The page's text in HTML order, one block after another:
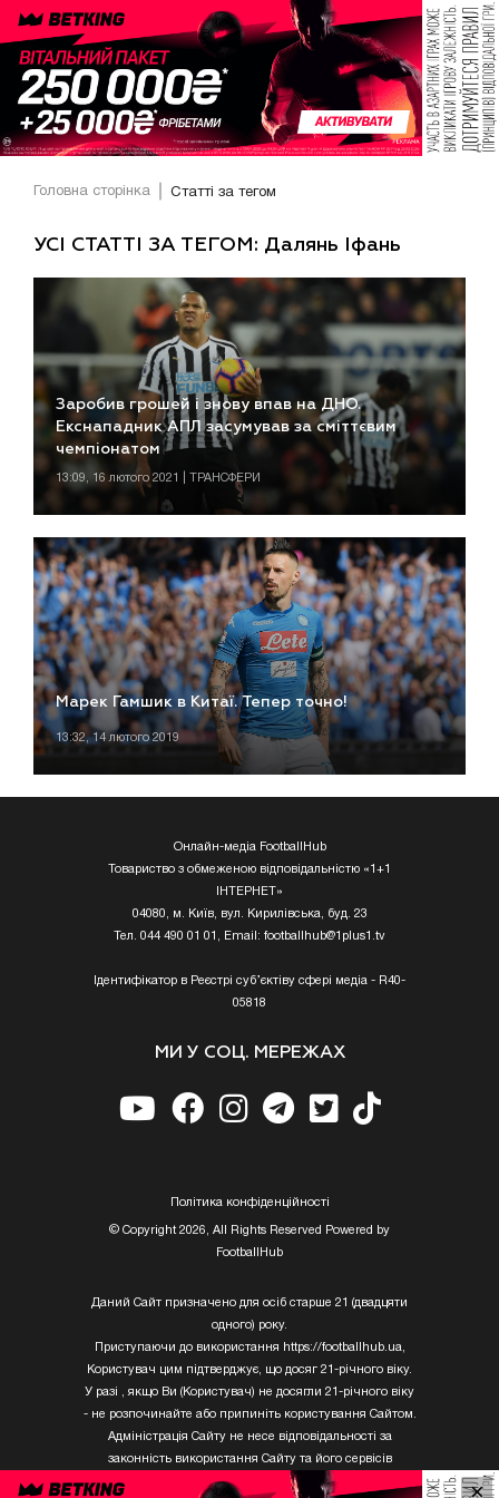
Головна сторінка Статті за тегом
УСІ СТАТТІ ЗА ТЕГОМ: Далянь Іфань
Заробив грошей і знову впав на ДНО.
Екснападник АПЛ засумував за сміттєвим
чемпіонатом
13:09, 16 лютого 2021 | ТРАНСФЕРИ
Марек Гамшик в Китаї. Тепер точно!
13:32, 14 лютого 2019
Онлайн-медіа FootballHub
Товариство з обмеженою відповідальністю «1+1
ІНТЕРНЕТ»
04080, м. Київ, вул. Кирилівська, буд. 23
Тел. 044 490 01 01, Email: footballhub@1plus1.tv
Ідентифікатор в Реєстрі суб’єктіву сфері медіа - R40-
05818
МИ У СОЦ. МЕРЕЖАХ
Полiтика конфiденцiйностi
© Copyright 2026, All Rights Reserved Powered by
FootballHub
Даний Сайт призначено для осіб старше 21 (двадцяти
одного) року.
Приступаючи до використання https://footballhub.ua,
Користувач цим підтверджує, що досяг 21-річного віку.
У разі , якщо Ви (Користувач) не досягли 21-річного віку
- не розпочинайте або припиніть користування Сайтом.
Адміністрація Сайту не несе відповідальності за
законність використання Сайту та його сервісів
Користувачем, який не досяг 21-річного віку.
×